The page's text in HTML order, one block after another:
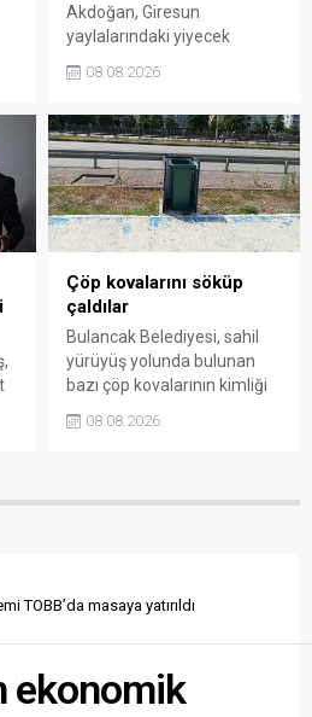
Akdoğan, Giresun
yaylalarındaki yiyecek
fiyatlarının çevre illere göre
belirgin biçimde yüksek
Valiliği, Tarım ve Orman İl
Müdürlüğü ile ilgili kurumları
denetime çağırdı. Akdoğan,
yüzde 50’ye ulaşan fiyat
farklarının araştırılması
gerektiğini söyledi.
08.08.2026
Çöp kovalarını söküp
çaldılar
Bulancak Belediyesi, sahil
yürüyüş yolunda bulunan
bazı çöp kovalarının kimliği
belirsiz kişi ya da kişilerce
sökülerek çalındığını açıkladı.
vatandaşlardan ihbar
08.08.2026
TOBB’da masaya yatırıldı
ekonomik